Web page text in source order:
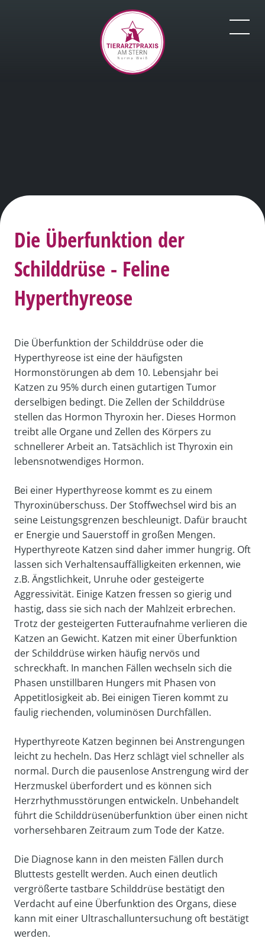
Die Überfunktion der
Schilddrüse - Feline
Hyperthyreose
Die Überfunktion der Schilddrüse oder die
Hyperthyreose ist eine der häufigsten
Hormonstörungen ab dem 10. Lebensjahr bei
Katzen zu 95% durch einen gutartigen Tumor
derselbigen bedingt. Die Zellen der Schilddrüse
stellen das Hormon Thyroxin her. Dieses Hormon
treibt alle Organe und Zellen des Körpers zu
schnellerer Arbeit an. Tatsächlich ist Thyroxin ein
lebensnotwendiges Hormon.
Bei einer Hyperthyreose kommt es zu einem
Thyroxinüberschuss. Der Stoffwechsel wird bis an
seine Leistungsgrenzen beschleunigt. Dafür braucht
er Energie und Sauerstoff in großen Mengen.
Hyperthyreote Katzen sind daher immer hungrig. Oft
lassen sich Verhaltensauffälligkeiten erkennen, wie
z.B. Ängstlichkeit, Unruhe oder gesteigerte
Aggressivität. Einige Katzen fressen so gierig und
hastig, dass sie sich nach der Mahlzeit erbrechen.
Trotz der gesteigerten Futteraufnahme verlieren die
Katzen an Gewicht. Katzen mit einer Überfunktion
der Schilddrüse wirken häufig nervös und
schreckhaft. In manchen Fällen wechseln sich die
Phasen unstillbaren Hungers mit Phasen von
Appetitlosigkeit ab. Bei einigen Tieren kommt zu
faulig riechenden, voluminösen Durchfällen.
Hyperthyreote Katzen beginnen bei Anstrengungen
leicht zu hecheln. Das Herz schlägt viel schneller als
normal. Durch die pausenlose Anstrengung wird der
Herzmuskel überfordert und es können sich
Herzrhythmusstörungen entwickeln. Unbehandelt
führt die Schilddrüsenüberfunktion über einen nicht
vorhersehbaren Zeitraum zum Tode der Katze.
Die Diagnose kann in den meisten Fällen durch
Bluttests gestellt werden. Auch einen deutlich
vergrößerte tastbare Schilddrüse bestätigt den
Verdacht auf eine Überfunktion des Organs, diese
kann mit einer Ultraschalluntersuchung oft bestätigt
werden.